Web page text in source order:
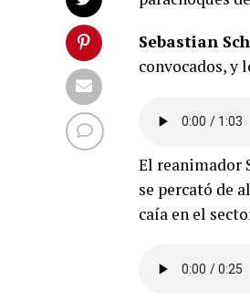
Sebastian
convocados, y
El reanimador
se percató de
caía en el